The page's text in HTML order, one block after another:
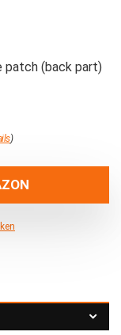
patch (back part)
)